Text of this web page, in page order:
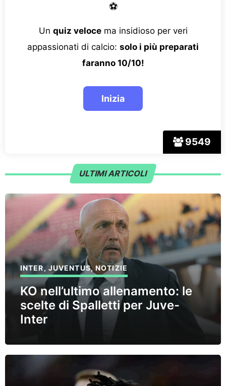
9549
⚽
Un quiz velocema insidioso per veri
appassionati di calcio: solo i più preparati
faranno 10/10!
ULTIMI ARTICOLI
INTER, JUVENTUS,NOTIZIE
KO nell’ultimo allenamento: le
scelte di Spalletti per Juve-
Inter